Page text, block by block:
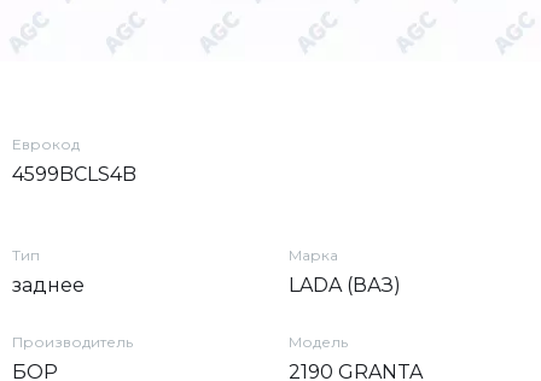
Еврокод
4599BCLS4B
Тип
заднее
Марка
LADA (ВАЗ)
Производитель
БОР
Модель
2190 GRANTA